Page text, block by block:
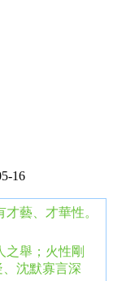
16
藝、才華性。
之舉；火性剛
沈默寡言深